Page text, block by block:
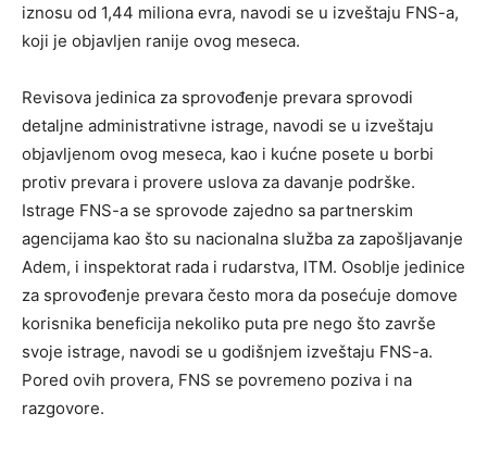
iznosu od 1,44 miliona evra, navodi se u izveštaju FNS-a,
koji je objavljen ranije ovog meseca.
Revisova jedinica za sprovođenje prevara sprovodi
detaljne administrativne istrage, navodi se u izveštaju
objavljenom ovog meseca, kao i kućne posete u borbi
protiv prevara i provere uslova za davanje podrške.
Istrage FNS-a se sprovode zajedno sa partnerskim
agencijama kao što su nacionalna služba za zapošljavanje
Adem, i inspektorat rada i rudarstva, ITM. Osoblje jedinice
za sprovođenje prevara često mora da posećuje domove
korisnika beneficija nekoliko puta pre nego što završe
svoje istrage, navodi se u godišnjem izveštaju FNS-a.
Pored ovih provera, FNS se povremeno poziva i na
razgovore.